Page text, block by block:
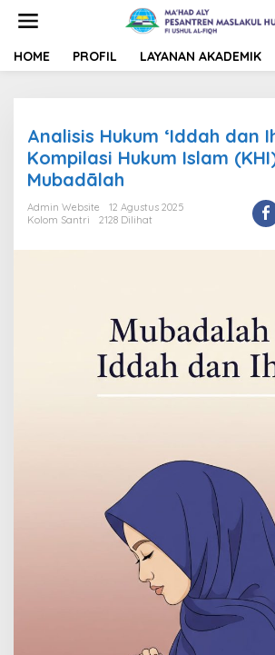
t
HOME PROFIL LAYANAN AKADEMIK
Analisis Hukum ‘Iddah dan
Kompilasi Hukum Islam
Mubadālah
Admin Website
12 Agustus 2025
Kolom Santri
2128 Dilihat